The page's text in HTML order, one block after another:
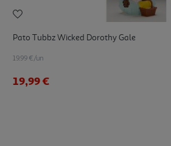
Pato Tubbz Wicked Dorothy Gale
19.99 €/un
19,99 €